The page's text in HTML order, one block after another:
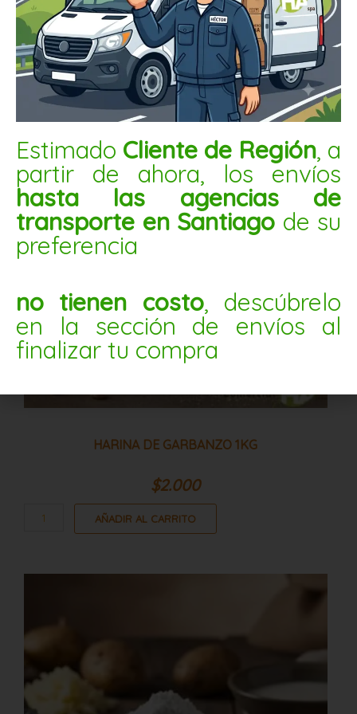
$35.500
AÑADIR AL CARRITO
HARINA DE GARBANZO 1KG
$2.000
garbanzo
1kg
cantidad
AÑADIR AL CARRITO
Estimado Cliente de Región, a
partir de ahora, los envíos
hasta las agencias de
transporte en Santiago de su
preferencia
no tienen costo, descúbrelo
en la sección de envíos al
finalizar tu compra